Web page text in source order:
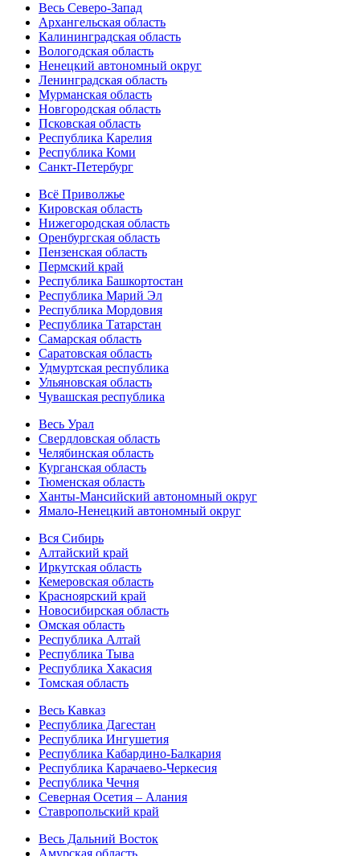
Весь Северо-Запад
Архангельская область
Калининградская область
Вологодская область
Ненецкий автономный округ
Ленинградская область
Мурманская область
Новгородская область
Псковская область
Республика Карелия
Республика Коми
Санкт-Петербург
Всё Приволжье
Кировская область
Нижегородская область
Оренбургская область
Пензенская область
Пермский край
Республика Башкортостан
Республика Марий Эл
Республика Мордовия
Республика Татарстан
Самарская область
Саратовская область
Удмуртская республика
Ульяновская область
Чувашская республика
Весь Урал
Свердловская область
Челябинская область
Курганская область
Тюменская область
Ханты-Мансийский автономный округ
Ямало-Ненецкий автономный округ
Вся Сибирь
Алтайский край
Иркутская область
Кемеровская область
Красноярский край
Новосибирская область
Омская область
Республика Алтай
Республика Тыва
Республика Хакасия
Томская область
Весь Кавказ
Республика Дагестан
Республика Ингушетия
Республика Кабардино-Балкария
Республика Карачаево-Черкесия
Республика Чечня
Северная Осетия – Алания
Ставропольский край
Весь Дальний Восток
Амурская область